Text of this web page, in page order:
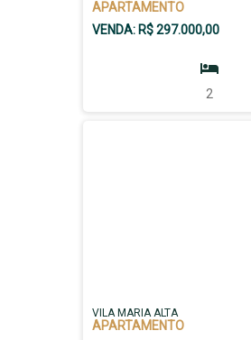
APARTAMENTO
VENDA: R$ 297.000,00
2
VILA MARIA ALTA
APARTAMENTO